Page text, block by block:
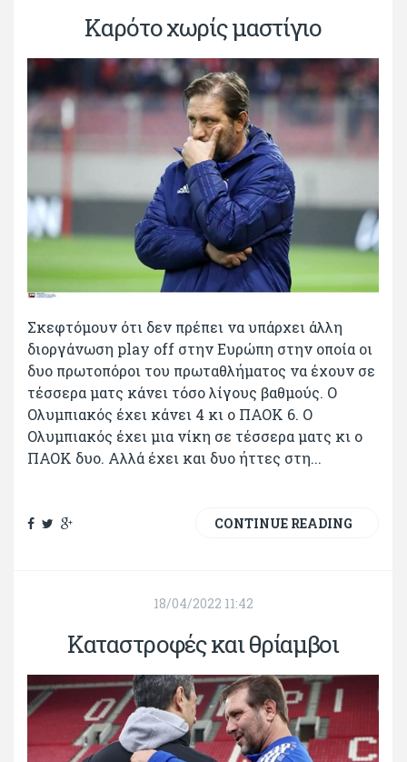
Καρότο χωρίς μαστίγιο
Σκεφτόμουν ότι δεν πρέπει να υπάρχει άλλη
διοργάνωση play off στην Ευρώπη στην οποία οι
δυο πρωτοπόροι του πρωταθλήματος να έχουν σε
τέσσερα ματς κάνει τόσο λίγους βαθμούς. Ο
Ολυμπιακός έχει κάνει 4 κι ο ΠΑΟΚ 6. Ο
Ολυμπιακός έχει μια νίκη σε τέσσερα ματς κι ο
ΠΑΟΚ δυο. Αλλά έχει και δυο ήττες στη...
CONTINUE READING
18/04/2022 11:42
Καταστροφές και θρίαμβοι